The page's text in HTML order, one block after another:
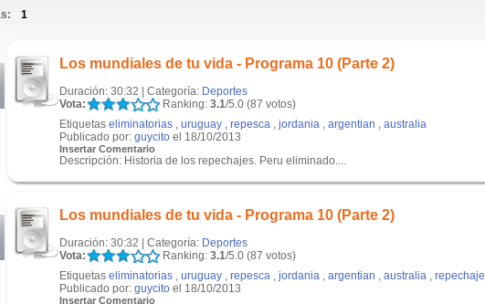
1
Los mundiales de tu vida - Programa 10 (Parte 2)
Duración: 30:32 | Categoría: Deportes
Vota:
Ranking: 3.1/5.0 (87 votos)
Etiquetas eliminatorias , uruguay , repesca , jordania , argentian , australia
Publicado por: guycito el 18/10/2013
Insertar Comentario
Descripción: Historia de los repechajes. Peru eliminado....
Los mundiales de tu vida - Programa 10 (Parte 2)
Duración: 30:32 | Categoría: Deportes
Vota:
Ranking: 3.1/5.0 (87 votos)
Etiquetas eliminatorias , uruguay , repesca , jordania , argentian , australia , repechaje
Publicado por: guycito el 18/10/2013
Insertar Comentario